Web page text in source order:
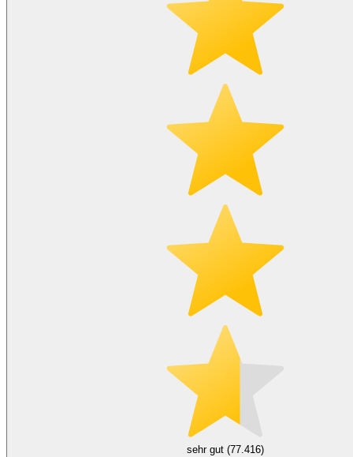
sehr gut (77.416)